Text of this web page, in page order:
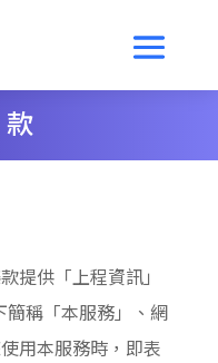
提供「上程資訊」
稱「本服務」、網
用本服務時，即表